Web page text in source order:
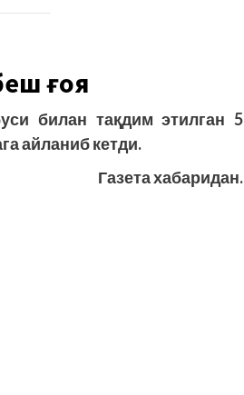
ғоя
билан тақдим этилган 5
айланибкетди.
Газета хабаридан.